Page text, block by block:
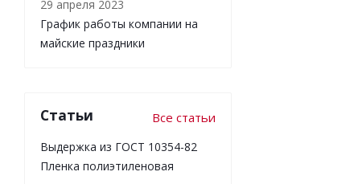
29 апреля 2023
График работы компании на
майские праздники
Статьи Все статьи
Выдержка из ГОСТ 10354-82
Пленка полиэтиленовая